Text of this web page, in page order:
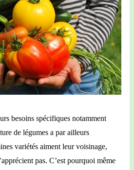
besoins spécifiques notamment
de légumes a par ailleurs
variétés aiment leur voisinage,
pas. C’est pourquoi même